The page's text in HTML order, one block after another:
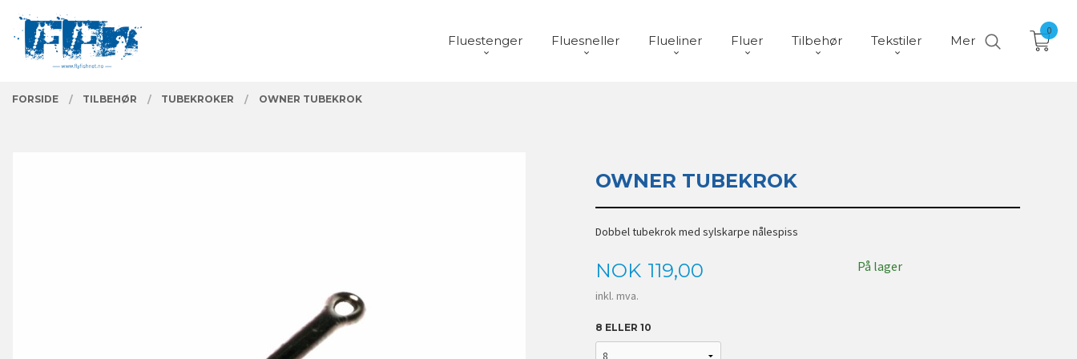
innholdet
PRODUKTER
Fluestenger Fluesneller Flueliner Fluer Tilbehør Tekstiler Mer
Lukk
0
FORSIDE TILBEHØR TUBEKROKER OWNER TUBEKROK
OWNER TUBEKROK
Dobbel tubekrok med sylskarpe nålespiss
Pris
NOK 119,00
inkl. mva.
På lager
8 ELLER 10